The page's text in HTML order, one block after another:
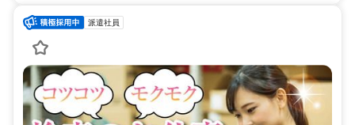
派遣社員